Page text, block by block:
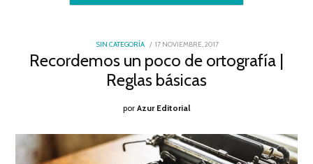
SIN CATEGORÍA
POSTED
17 NOVIEMBRE, 2017
Recordemos un poco de ortografía |
Reglas básicas
por Azur Editorial